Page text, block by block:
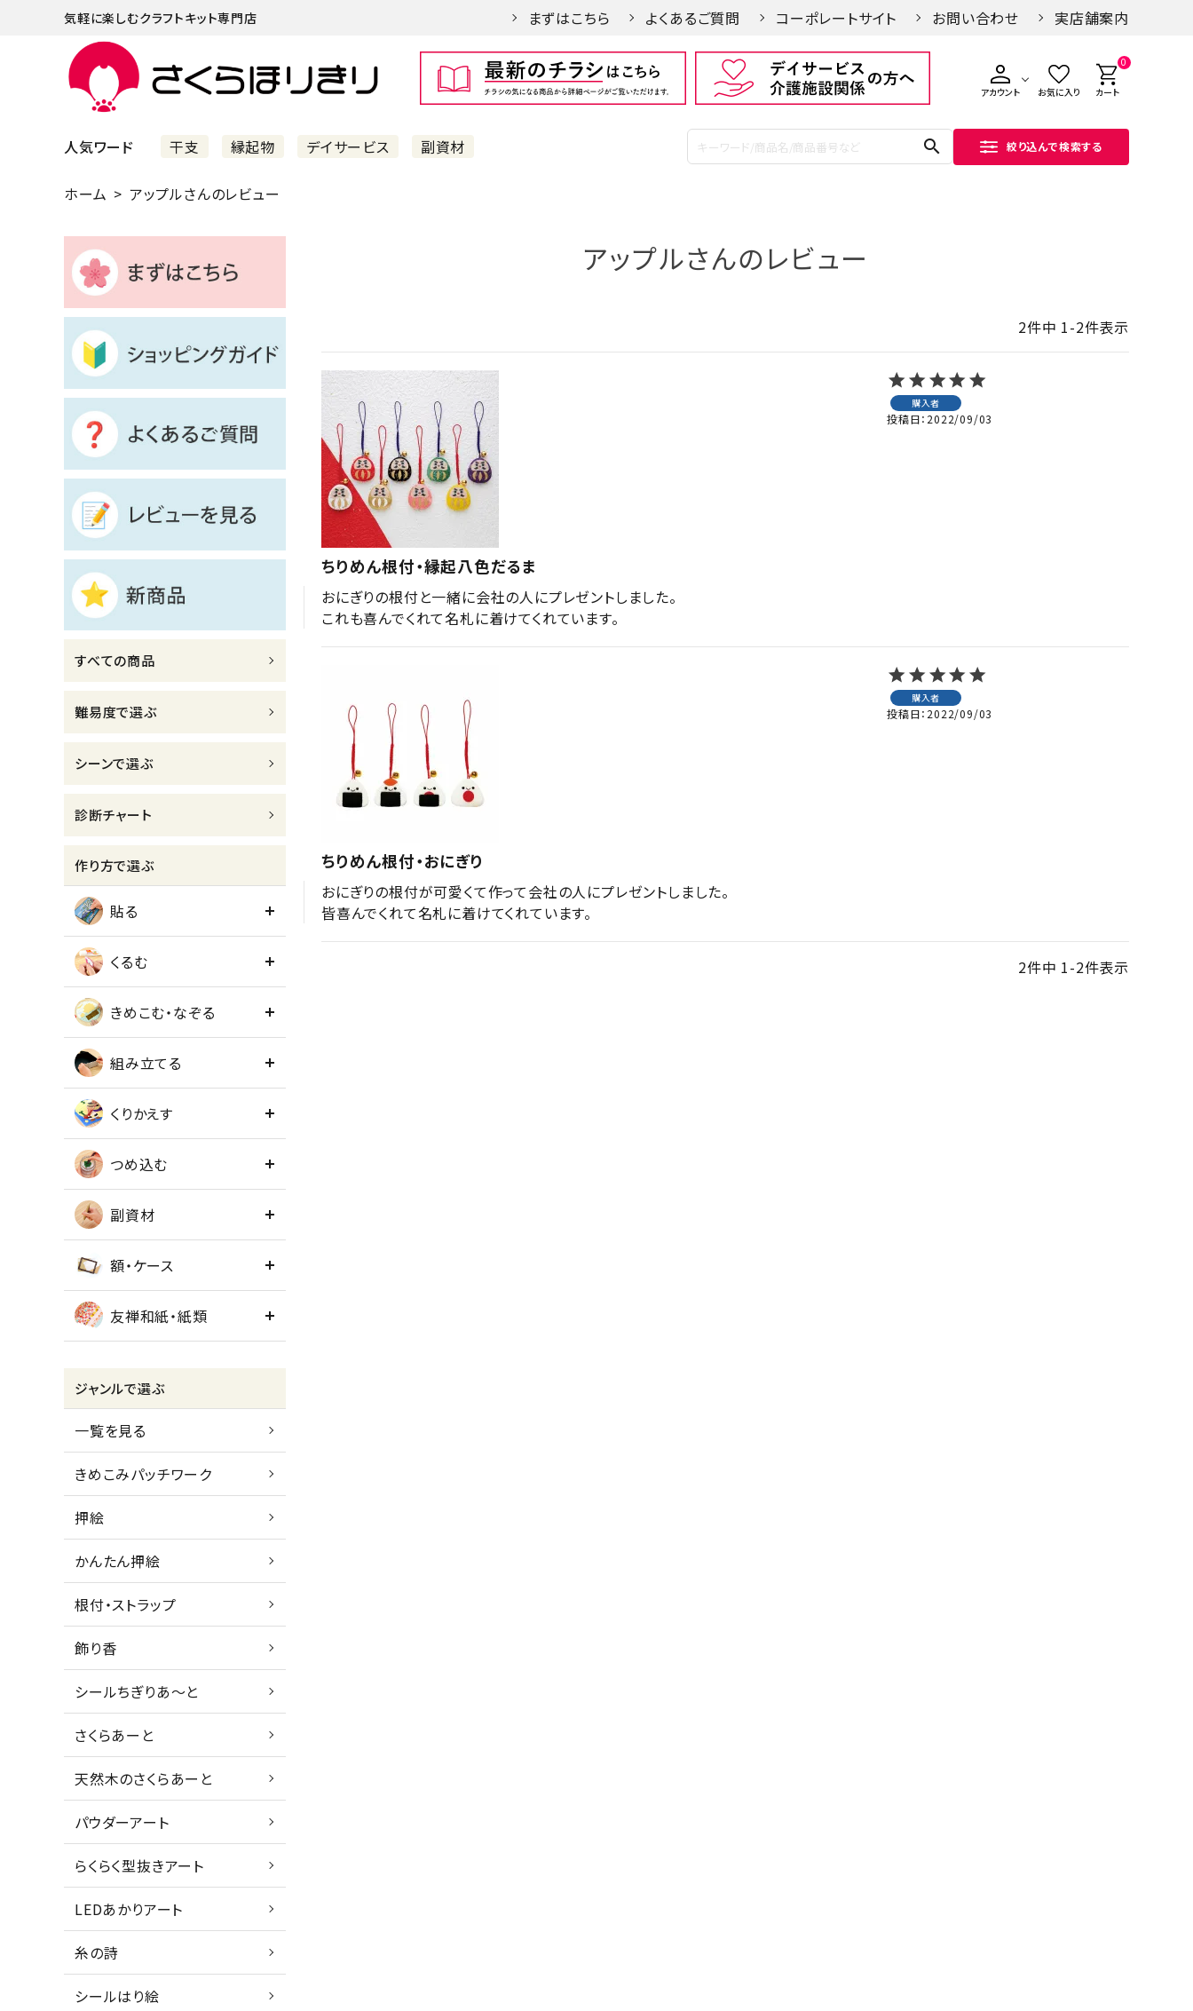
気軽に楽しむクラフトキット専門店 まずはこちら よくあるご質問 コーポレートサイト お問い合わせ 実店舗案内
アカウント お気に入り
0
カート
人気ワード 干支 縁起物 デイサービス 副資材 search 絞り込んで検索する
まずはこちら
ショッピングガイド
よくあるご質問
すべての商品
新着商品
診断チャート
ジャンルで選ぶ
レビューを見る
コーポレートサイト
実店舗案内
デイサービス／
お問い合わせ
ACCOUNT MENU
ログイン person
ホーム アップルさんのレビュー
すべての商品
難易度で選ぶ
シーンで選ぶ
診断チャート
作り方で選ぶ
貼る
くるむ
きめこむ・なぞる
組み立てる
くりかえす
つめ込む
副資材
額・ケース
友禅和紙・紙類
ジャンルで選ぶ
一覧を見る
きめこみパッチワーク
押絵
かんたん押絵
根付・ストラップ
飾り香
シールちぎりあ～と
さくらあーと
天然木のさくらあーと
パウダーアート
らくらく型抜きアート
LEDあかりアート
糸の詩
シールはり絵
アップルさんのレビュー
2件中 1-2件表示
ちりめん根付・縁起八色だるま
購入者
投稿日 2022/09/03
おにぎりの根付と一緒に会社の人にプレゼントしました。
これも喜んでくれて名札に着けてくれています。
ちりめん根付・おにぎり
購入者
投稿日 2022/09/03
おにぎりの根付が可愛くて作って会社の人にプレゼントしました。
皆喜んでくれて名札に着けてくれています。
2件中 1-2件表示